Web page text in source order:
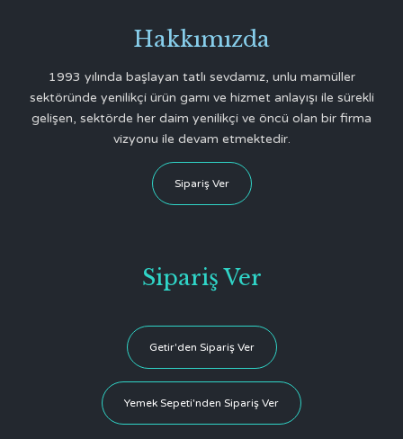
Hakkımızda
1993 yılında başlayan tatlı sevdamız, unlu mamüller
sektöründe yenilikçi ürün gamı ve hizmet anlayışı ile sürekli
gelişen, sektörde her daim yenilikçi ve öncü olan bir firma
vizyonu ile devam etmektedir.
Sipariş Ver
Sipariş Ver
Getir'den Sipariş Ver
Yemek Sepeti'nden Sipariş Ver